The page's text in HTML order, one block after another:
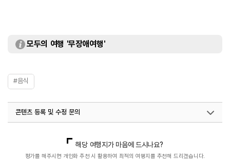
모두의 여행 '무장애여행'
#음식
콘텐츠 등록 및 수정 문의
해당 여행지가 마음에 드시나요?
평가를 해주시면 개인화 추천 시 활용하여 최적의 여행지를 추천해 드리겠습니다.